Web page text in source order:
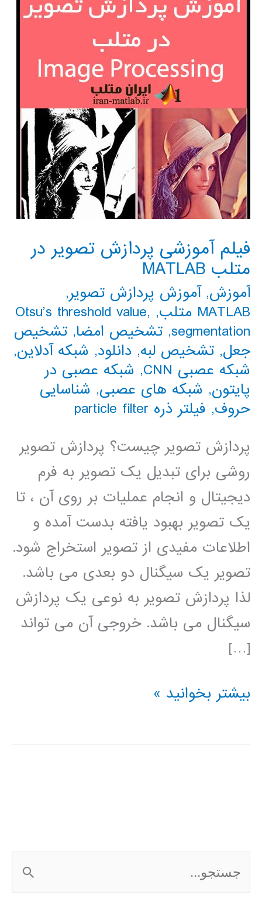
فیلم آموزشی پردازش تصویر در
متلب MATLAB
آموزش,آموزش پردازش تصویر,
MATLAB متلب
,
Otsu’s threshold value,
segmentation
, تشخیص امضا, تشخیص
جعل, تشخیص لبه, دانلود, شبکه آدلاین,
شبکه عصبی CNN
, شبکه عصبی در
پایتون, شبکه های عصبی, شناسایی
حروف, فیلتر ذره particle filter
پردازش تصویر چیست؟ پردازش تصویر
روشی برای تبدیل یک تصویر به فرم
دیجیتال و انجام عملیات بر روی آن ، تا
یک تصویر بهبود یافته بدست آمده و
اطلاعات مفیدی از تصویر استخراج شود.
تصویر یک سیگنال دو بعدی می باشد.
لذا پردازش تصویر به نوعی یک پردازش
سیگنال می باشد. خروجی آن می تواند
[…]
فیلم
پردازش
بیشتر بخوانید »
س